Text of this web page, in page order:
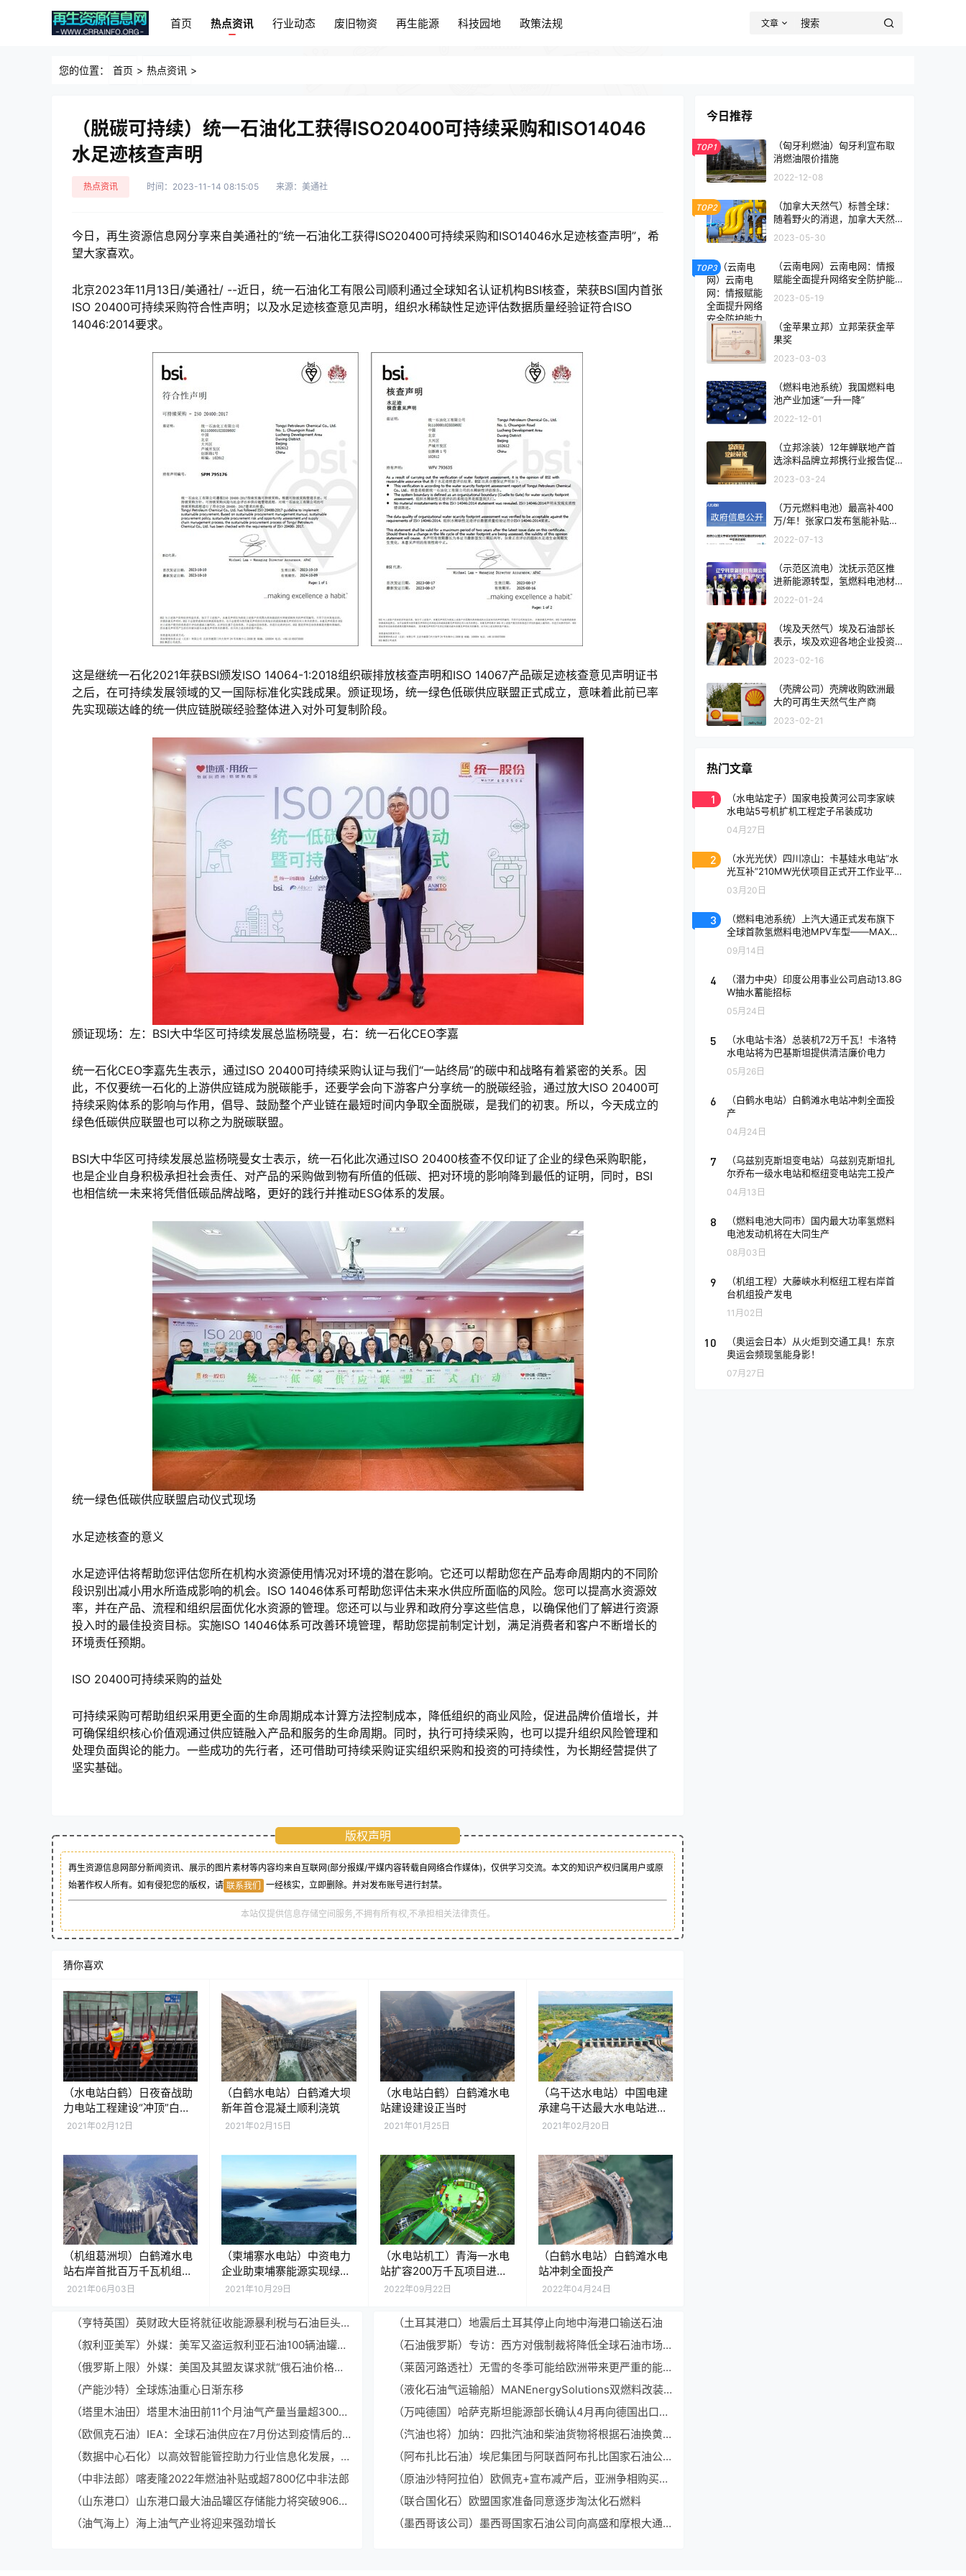
首页 热点资讯 行业动态 废旧物资 再生能源 科技园地 政策法规 文章
热点资讯
您的位置： 首页 > 热点资讯 >
（脱碳可持续）统一石油化工获得ISO20400可持续采购和ISO14046
水足迹核查声明
热点资讯 时间：2023-11-14 08:15:05 来源：美通社
今日，再生资源信息网分享来自美通社的“统一石油化工获得ISO20400可持续采购和ISO14046水足迹核查声明”，希
望大家喜欢。
北京2023年11月13日/美通社/ --近日，统一石油化工有限公司顺利通过全球知名认证机构BSI核查，荣获BSI国内首张
ISO 20400可持续采购符合性声明；以及水足迹核查意见声明，组织水稀缺性足迹评估数据质量经验证符合ISO
14046:2014要求。
这是继统一石化2021年获BSI颁发ISO 14064-1:2018组织碳排放核查声明和ISO 14067产品碳足迹核查意见声明证书
之后，在可持续发展领域的又一国际标准化实践成果。颁证现场，统一绿色低碳供应联盟正式成立，意味着此前已率
先实现碳达峰的统一供应链脱碳经验整体进入对外可复制阶段。
颁证现场：左：BSI大中华区可持续发展总监杨晓曼，右：统一石化CEO李嘉
统一石化CEO李嘉先生表示，通过ISO 20400可持续采购认证与我们“一站终局”的碳中和战略有着紧密的关系。因
此，不仅要统一石化的上游供应链成为脱碳能手，还要学会向下游客户分享统一的脱碳经验，通过放大ISO 20400可
持续采购体系的影响与作用，倡导、鼓励整个产业链在最短时间内争取全面脱碳，是我们的初衷。所以，今天成立的
绿色低碳供应联盟也可以称之为脱碳联盟。
BSI大中华区可持续发展总监杨晓曼女士表示，统一石化此次通过ISO 20400核查不仅印证了企业的绿色采购职能，
也是企业自身积极承担社会责任、对产品的采购做到物有所值的低碳、把对环境的影响降到最低的证明，同时，BSI
也相信统一未来将凭借低碳品牌战略，更好的践行并推动ESG体系的发展。
统一绿色低碳供应联盟启动仪式现场
水足迹核查的意义
水足迹评估将帮助您评估您所在机构水资源使用情况对环境的潜在影响。它还可以帮助您在产品寿命周期内的不同阶
段识别出减小用水所造成影响的机会。ISO 14046体系可帮助您评估未来水供应所面临的风险。您可以提高水资源效
率，并在产品、流程和组织层面优化水资源的管理。您还可以与业界和政府分享这些信息，以确保他们了解进行资源
投入时的最佳投资目标。实施ISO 14046体系可改善环境管理，帮助您提前制定计划，满足消费者和客户不断增长的
环境责任预期。
ISO 20400可持续采购的益处
可持续采购可帮助组织采用更全面的生命周期成本计算方法控制成本，降低组织的商业风险，促进品牌价值增长，并
可确保组织核心价值观通过供应链融入产品和服务的生命周期。同时，执行可持续采购，也可以提升组织风险管理和
处理负面舆论的能力。一些成功的先行者，还可借助可持续采购证实组织采购和投资的可持续性，为长期经营提供了
坚实基础。
版权声明
再生资源信息网部分新闻资讯、展示的图片素材等内容均来自互联网(部分报媒/平媒内容转载自网络合作媒体)，仅供学习交流。本文的知识产权归属用户或原
始著作权人所有。如有侵犯您的版权，请 联系我们 一经核实，立即删除。并对发布账号进行封禁。
本站仅提供信息存储空间服务,不拥有所有权,不承担相关法律责任。
猜你喜欢
（水电站白鹤）日夜奋战助
力电站工程建设“冲顶”白鹤
滩
2021年02月12日
（白鹤水电站）白鹤滩大坝
新年首仓混凝土顺利浇筑
2021年02月15日
（水电站白鹤）白鹤滩水电
站建设建设正当时
2021年01月25日
（乌干达水电站）中国电建
承建乌干达最大水电站进入
调试收尾阶段
2021年02月20日
（机组葛洲坝）白鹤滩水电
站右岸首批百万千瓦机组完
成并网前站内试验
2021年06月03日
（柬埔寨水电站）中资电力
企业助柬埔寨能源实现绿色
发展
2021年10月29日
（水电站机工）青海一水电
站扩容200万千瓦项目进入
重要节点
2022年09月22日
（白鹤水电站）白鹤滩水电
站冲刺全面投产
2022年04月24日
（亨特英国）英财政大臣将就征收能源暴利税与石油巨头会面
（叙利亚美军）外媒：美军又盗运叙利亚石油100辆油罐车通过非法过境点离叙
（俄罗斯上限）外媒：美国及其盟友谋求就“俄石油价格上限”达成一致
（产能沙特）全球炼油重心日渐东移
（塔里木油田）塔里木油田前11个月油气产量当量超3000万吨
（欧佩克石油）IEA：全球石油供应在7月份达到疫情后的最高水平
（数据中心石化）以高效智能管控助力行业信息化发展，ATEN石油石化行业解决方案来袭
（中非法郎）喀麦隆2022年燃油补贴或超7800亿中非法郎
（山东港口）山东港口最大油品罐区存储能力将突破906万立方米
（油气海上）海上油气产业将迎来强劲增长
（土耳其港口）地震后土耳其停止向地中海港口输送石油
（石油俄罗斯）专访：西方对俄制裁将降低全球石油市场效率——访俄罗斯能源问题专家尤什科夫
（莱茵河路透社）无雪的冬季可能给欧洲带来更严重的能源危机
（液化石油气运输船）MANEnergySolutions双燃料改装业务再获突破，助力天津西南海运LPG运输船改装项目
（万吨德国）哈萨克斯坦能源部长确认4月再向德国出口石油2万吨
（汽油也将）加纳：四批汽油和柴油货物将根据石油换黄金计划运抵
（阿布扎比石油）埃尼集团与阿联酋阿布扎比国家石油公司签署战略协议
（原油沙特阿拉伯）欧佩克+宣布减产后，亚洲争相购买现货石油
（联合国化石）欧盟国家准备同意逐步淘汰化石燃料
（墨西哥该公司）墨西哥国家石油公司向高盛和摩根大通争取10亿美元融资
今日推荐
TOP1
（匈牙利燃油）匈牙利宣布取
消燃油限价措施
2022-12-08
TOP2
（加拿大天然气）标普全球：
随着野火的消退，加拿大天然
2023-05-30
TOP3
（云南电网）云南电网：情报
赋能全面提升网络安全防护能
2023-05-19
（金苹果立邦）立邦荣获金苹
果奖
2023-03-03
（燃料电池系统）我国燃料电
池产业加速“一升一降”
2022-12-01
（立邦涂装）12年蝉联地产首
选涂料品牌立邦携行业报告促
2023-03-24
（万元燃料电池）最高补400
万/年！张家口发布氢能补贴政
2022-07-13
（示范区流电）沈抚示范区推
进新能源转型，氢燃料电池材
2022-01-24
（埃及天然气）埃及石油部长
表示，埃及欢迎各地企业投资
2023-02-16
（壳牌公司）壳牌收购欧洲最
大的可再生天然气生产商
2023-02-21
热门文章
1
（水电站定子）国家电投黄河公司李家峡
水电站5号机扩机工程定子吊装成功
04月27日
2
（水光光伏）四川凉山：卡基娃水电站“水
光互补”210MW光伏项目正式开工作业平
均海拔达4400米！
03月20日
3
（燃料电池系统）上汽大通正式发布旗下
全球首款氢燃料电池MPV车型——MAXUS
EUNIQ7
09月14日
4
（潜力中央）印度公用事业公司启动13.8G
W抽水蓄能招标
05月24日
5
（水电站卡洛）总装机72万千瓦！卡洛特
水电站将为巴基斯坦提供清洁廉价电力
05月26日
6
（白鹤水电站）白鹤滩水电站冲刺全面投
产
04月24日
7
（乌兹别克斯坦变电站）乌兹别克斯坦扎
尔乔布一级水电站和枢纽变电站完工投产
04月13日
8
（燃料电池大同市）国内最大功率氢燃料
电池发动机将在大同生产
08月03日
9
（机组工程）大藤峡水利枢纽工程右岸首
台机组投产发电
11月02日
10
（奥运会日本）从火炬到交通工具！东京
奥运会频现氢能身影！
07月27日